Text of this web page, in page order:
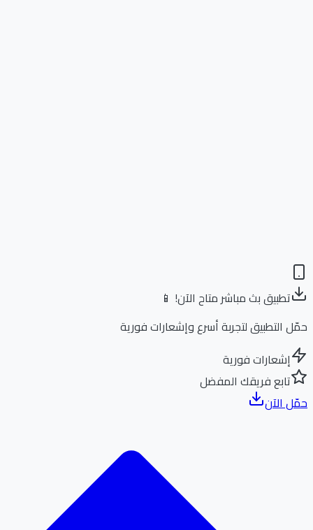
تطبيق بث مباشر متاح الآن! 📱
التطبيق لتجربة أسرع وإشعارات فورية
إشعارات فورية
تابع فريقك المفضل
الآن